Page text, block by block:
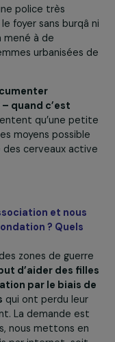
images et vidéos
contre
vous nous
et les
qui y
vu des
une police très
le foyer sans
documenter
– quand c’est
qu’une
les moyens
des cerveaux